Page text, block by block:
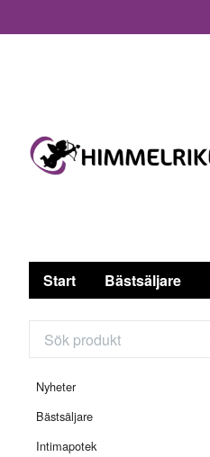
Start Bästsäljare
Nyheter
Bästsäljare
Intimapotek